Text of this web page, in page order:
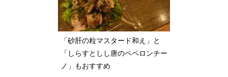
「砂肝の粒マスタード和え」と
「しらすとしし唐のペペロンチー
ノ」もおすすめ